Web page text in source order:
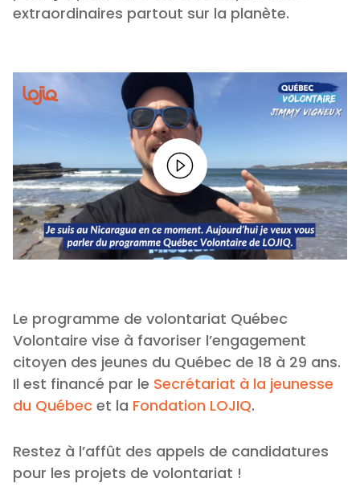
extraordinaires partout sur la planète.
Le programme de volontariat Québec
Volontaire vise à favoriser l’engagement
citoyen des jeunes du Québec de 18 à 29 ans.
Il est financé par le Secrétariat à la jeunesse
du Québec et la Fondation LOJIQ.
Restez à l’affût des appels de candidatures
pour les projets de volontariat !